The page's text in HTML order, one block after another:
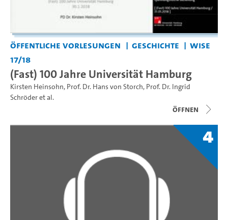
Öffentliche Vorlesungen Geschichte
WiSe
17/18
(Fast) 100 Jahre Universität Hamburg
Kirsten Heinsohn, Prof. Dr. Hans von Storch, Prof. Dr. Ingrid
Schröderet al.
Öffnen
4